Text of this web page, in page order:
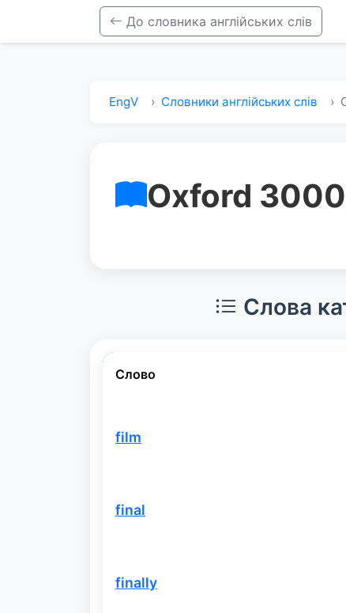
До словника англійських слів
EngV Словники англійських слів
Oxford 3000
Слова
Слово
film
final
finally